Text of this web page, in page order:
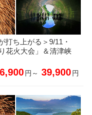
打ち上がる＞9/11・
花火大会」＆清津峡
円～ 39,900円